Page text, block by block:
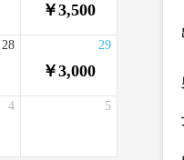
￥3,500
28
￥3,000
29
4 5